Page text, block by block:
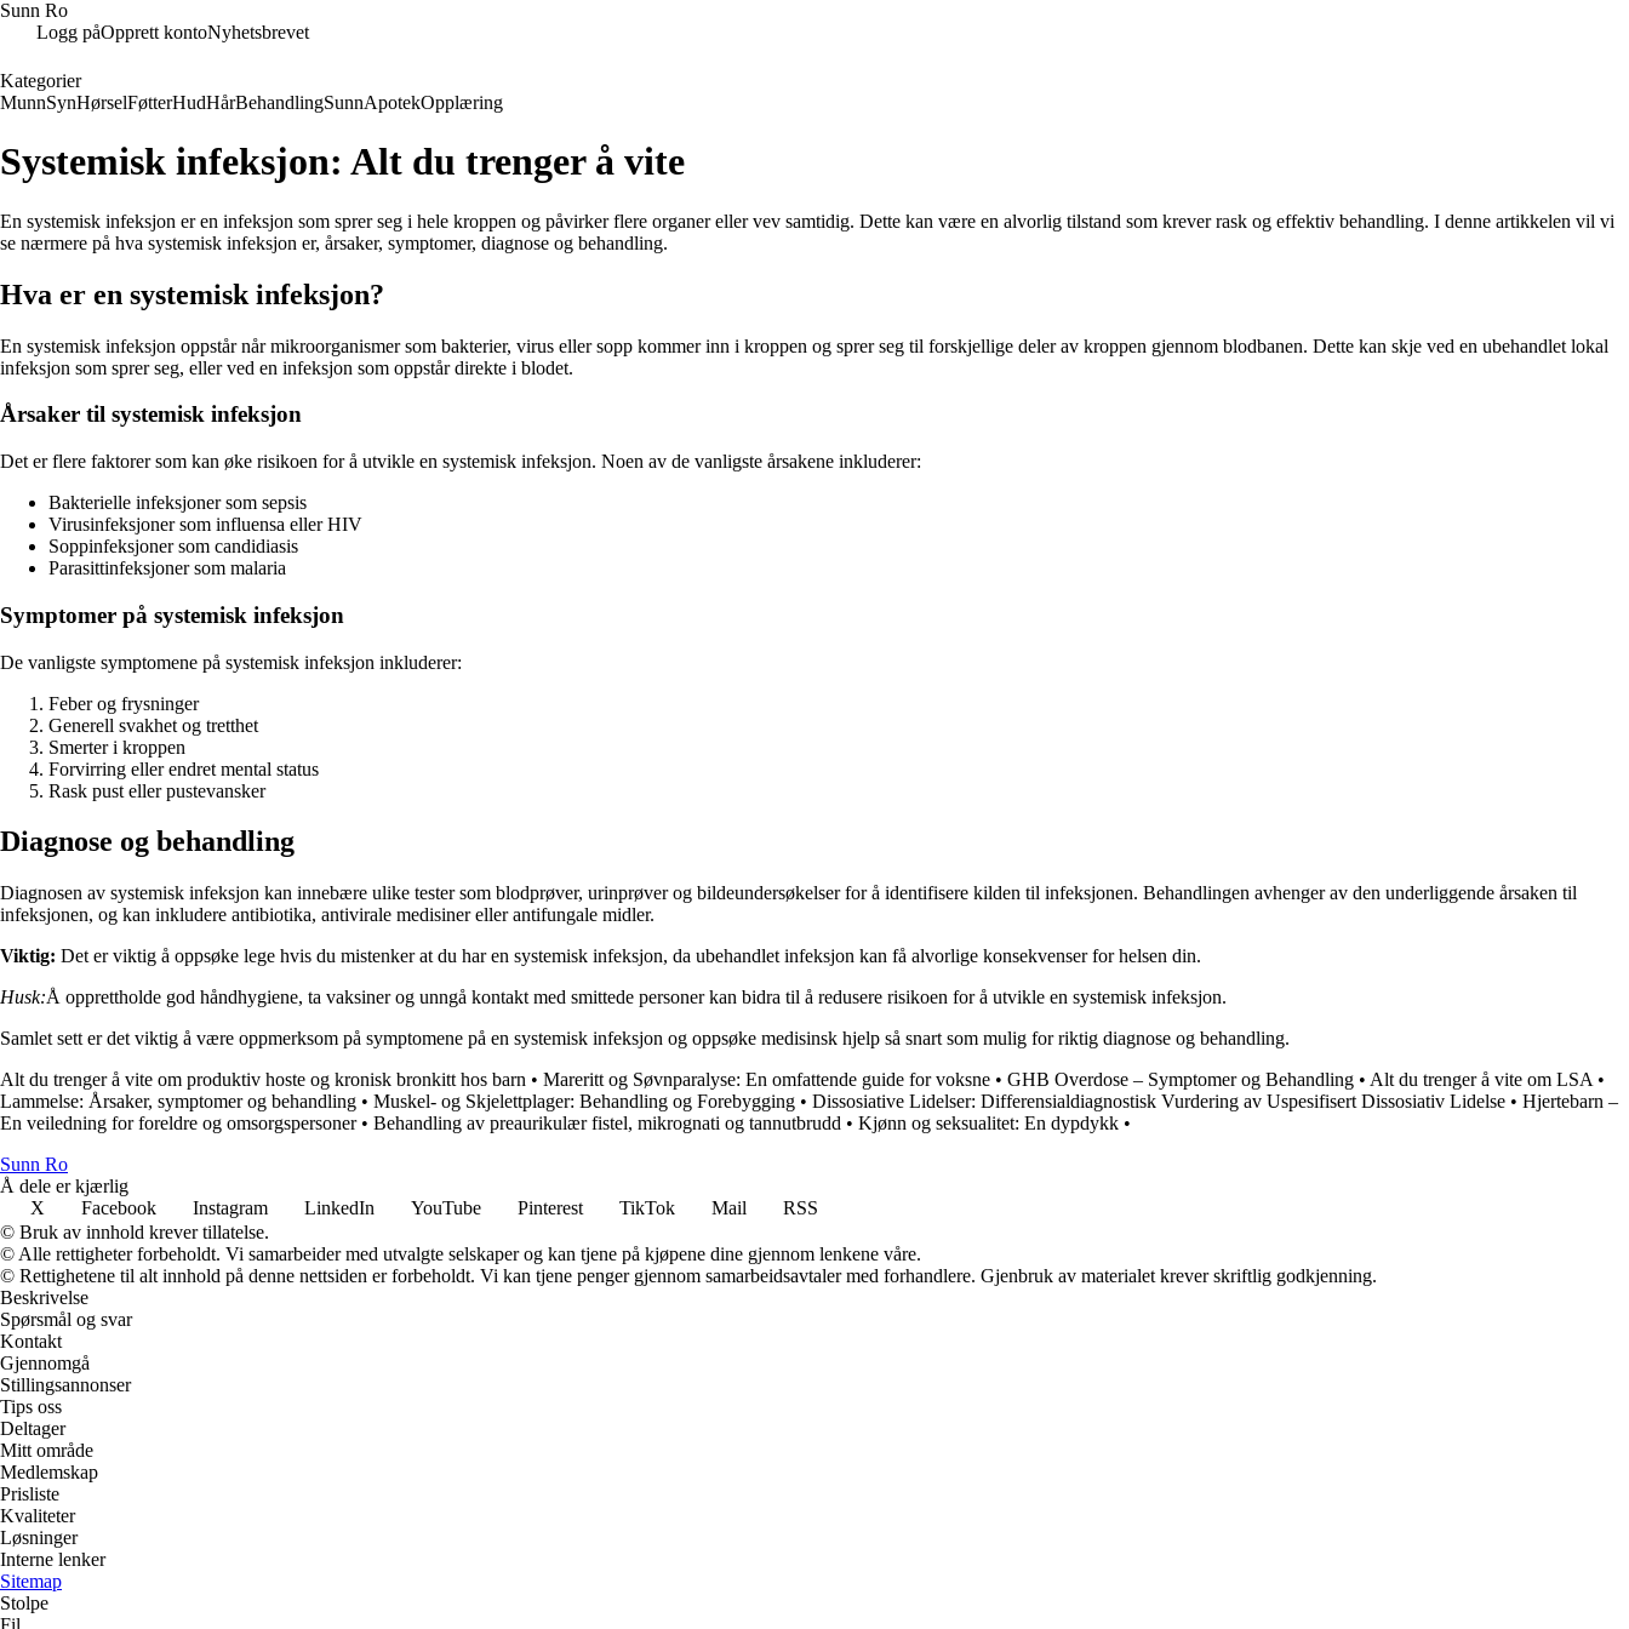
Sunn Ro
Logg påOpprett kontoNyhetsbrevet
Kategorier
MunnSynHørselFøtterHudHårBehandlingSunnApotekOpplæring
Systemisk infeksjon: Alt du trenger å vite
En systemisk infeksjon er en infeksjon som sprer seg i hele kroppen og påvirker flere organer eller vev samtidig. Dette kan være en alvorlig tilstand som krever rask og effektiv behandling. I denne artikkelen vil vi
se nærmere på hva systemisk infeksjon er, årsaker, symptomer, diagnose og behandling.
Hva er en systemisk infeksjon?
En systemisk infeksjon oppstår når mikroorganismer som bakterier, virus eller sopp kommer inn i kroppen og sprer seg til forskjellige deler av kroppen gjennom blodbanen. Dette kan skje ved en ubehandlet lokal
infeksjon som sprer seg, eller ved en infeksjon som oppstår direkte i blodet.
Årsaker til systemisk infeksjon
Det er flere faktorer som kan øke risikoen for å utvikle en systemisk infeksjon. Noen av de vanligste årsakene inkluderer:
Bakterielle infeksjoner som sepsis
Virusinfeksjoner som influensa eller HIV
Soppinfeksjoner som candidiasis
Parasittinfeksjoner som malaria
Symptomer på systemisk infeksjon
De vanligste symptomene på systemisk infeksjon inkluderer:
Feber og frysninger
Generell svakhet og tretthet
Smerter i kroppen
Forvirring eller endret mental status
Rask pust eller pustevansker
Diagnose og behandling
Diagnosen av systemisk infeksjon kan innebære ulike tester som blodprøver, urinprøver og bildeundersøkelser for å identifisere kilden til infeksjonen. Behandlingen avhenger av den underliggende årsaken til
infeksjonen, og kan inkludere antibiotika, antivirale medisiner eller antifungale midler.
Viktig: Det er viktig å oppsøke lege hvis du mistenker at du har en systemisk infeksjon, da ubehandlet infeksjon kan få alvorlige konsekvenser for helsen din.
Husk:Å opprettholde god håndhygiene, ta vaksiner og unngå kontakt med smittede personer kan bidra til å redusere risikoen for å utvikle en systemisk infeksjon.
Samlet sett er det viktig å være oppmerksom på symptomene på en systemisk infeksjon og oppsøke medisinsk hjelp så snart som mulig for riktig diagnose og behandling.
Alt du trenger å vite om produktiv hoste og kronisk bronkitt hos barn • Mareritt og Søvnparalyse: En omfattende guide for voksne • GHB Overdose – Symptomer og Behandling • Alt du trenger å vite om LSA •
Lammelse: Årsaker, symptomer og behandling • Muskel- og Skjelettplager: Behandling og Forebygging • Dissosiative Lidelser: Differensialdiagnostisk Vurdering av Uspesifisert Dissosiativ Lidelse • Hjertebarn –
En veiledning for foreldre og omsorgspersoner• Behandling av preaurikulær fistel, mikrognati og tannutbrudd • Kjønn og seksualitet: En dypdykk •
Sunn Ro
Å dele er kjærlig
X
Facebook Instagram LinkedIn YouTube Pinterest TikTok Mail
RSS
© Bruk av innhold krever tillatelse.
© Alle rettigheter forbeholdt. Vi samarbeider med utvalgte selskaper og kan tjene på kjøpene dine gjennom lenkene våre.
© Rettighetene til alt innhold på denne nettsiden er forbeholdt. Vi kan tjene penger gjennom samarbeidsavtaler med forhandlere. Gjenbruk av materialet krever skriftlig godkjenning.
Beskrivelse
Spørsmål og svar
Kontakt
Gjennomgå
Stillingsannonser
Tips oss
Deltager
Mitt område
Medlemskap
Prisliste
Kvaliteter
Løsninger
Interne lenker
Sitemap
Stolpe